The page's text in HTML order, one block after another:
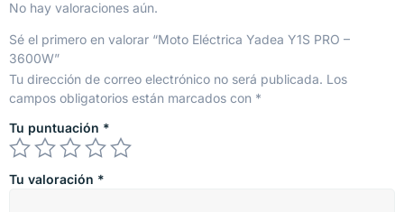
No hay valoraciones aún.
Sé el primero en valorar “Moto Eléctrica Yadea Y1S PRO –
3600W”
Tu dirección de correo electrónico no será publicada. Los
campos obligatorios están marcados con *
Tu puntuación *
Tu valoración *